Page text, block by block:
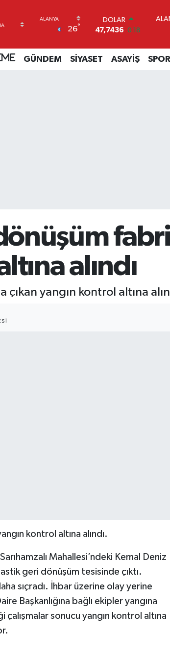
26°
DOLAR
47,7436 0.18
55,2510 0.32
STERLİN
GÜNDEM SİYASET ASAYİŞ SPOR
alındı
yangın kontrol altına
kontrol altına alındı.
Mahallesi’ndeki Kemal Deniz
geri dönüşüm tesisinde çıktı.
sıçradı. İhbar üzerine olay yerine
Başkanlığına bağlı ekipler yangına
sonucu yangın kontrol altına